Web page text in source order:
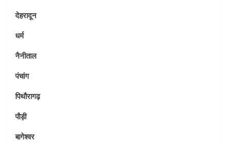
देहरादून
धर्म
नैनीताल
पंचांग
पिथौरागढ़
पौड़ी
बागेश्वर